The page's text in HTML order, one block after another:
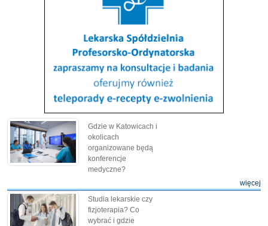
Gdzie w Katowicach i
okolicach
organizowane będą
konferencje
medyczne?
więcej
Studia lekarskie czy
fizjoterapia? Co
wybrać i gdzie